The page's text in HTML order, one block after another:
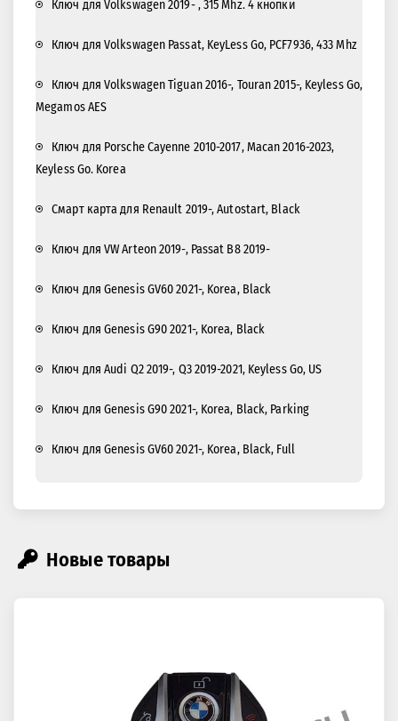
Ключ для Volkswagen 2019- , 315 Mhz. 4 кнопки
Ключ для Volkswagen Passat, KeyLess Go, PCF7936, 433 Mhz
Ключ для Volkswagen Tiguan 2016-, Touran 2015-, Keyless Go,
Megamos AES
Ключ для Porsche Cayenne 2010-2017, Macan 2016-2023,
Keyless Go. Korea
Смарт карта для Renault 2019-, Autostart, Black
Ключ для VW Arteon 2019-, Passat B8 2019-
Ключ для Genesis GV60 2021-, Korea, Black
Ключ для Genesis G90 2021-, Korea, Black
Ключ для Audi Q2 2019-, Q3 2019-2021, Keyless Go, US
Ключ для Genesis G90 2021-, Korea, Black, Parking
Ключ для Genesis GV60 2021-, Korea, Black, Full
Новые товары